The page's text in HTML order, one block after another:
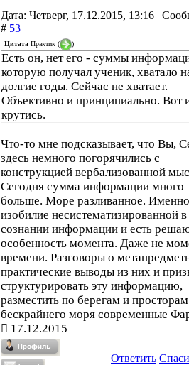
Дата: Четверг, 17.12.2015, 13:16 |
# 53
Цитата Практик ( )
Есть он, нет его - суммы
которую получал ученик, хватало
долгие годы. Сейчас не хватает.
Объективно и принципиально. Вот
крутись.
Что-то мне подсказывает, что Вы,
здесь немного погорячились с
конструкцией вербализованной
Сегодня сумма информации много
больше. Море разливанное.
изобилие несистематизированной в
сознании информации и есть
особенность момента. Даже не
времени. Разговоры о
практические выводы из них и
структурировать эту информацию,
разместить по берегам и просторам
бескрайнего моря современные
17.12.2015
Ответить